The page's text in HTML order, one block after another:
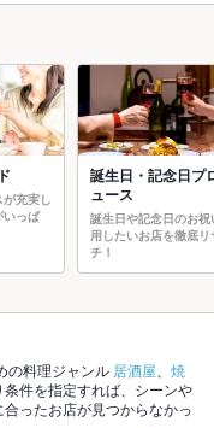
充実し
いっぱ
誕生日・記念日プ
ュース
誕生日や記念日のお祝
用したいお店を徹底リ
チ！
の料理ジャンル 居酒屋
焼
件を指定すれば、シーンや
ったお店が見つからなかっ